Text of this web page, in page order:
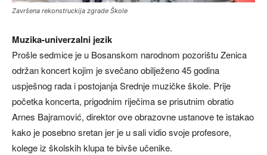
Završena rekonstruckija zgrade Škole
Muzika-univerzalni jezik
Prošle sedmice je u Bosanskom narodnom pozorištu Zenica
održan koncert kojim je svečano obilježeno 45 godina
uspješnog rada i postojanja Srednje muzičke škole. Prije
početka koncerta, prigodnim riječima se prisutnim obratio
Arnes Bajramović, direktor ove obrazovne ustanove te istakao
kako je posebno sretan jer je u sali vidio svoje profesore,
kolege iz školskih klupa te bivše učenike.